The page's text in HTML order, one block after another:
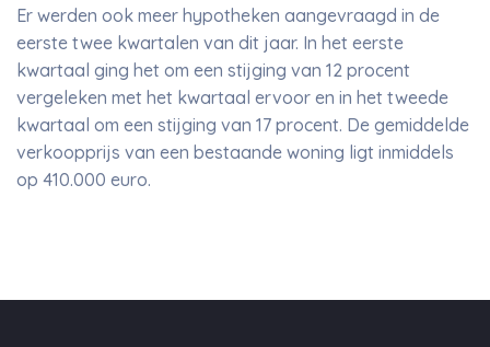
Er werden ook meer hypotheken aangevraagd in de
eerste twee kwartalen van dit jaar. In het eerste
kwartaal ging het om een stijging van 12 procent
vergeleken met het kwartaal ervoor en in het tweede
kwartaal om een stijging van 17 procent. De gemiddelde
verkoopprijs van een bestaande woning ligt inmiddels
op 410.000 euro.